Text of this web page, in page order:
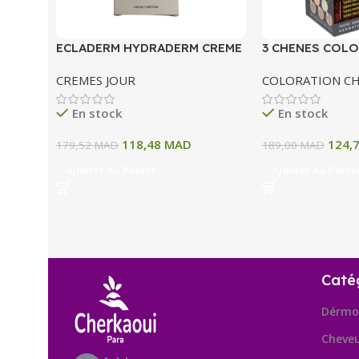
ECLADERM HYDRADERM CREME
ML
CREMES JOUR
En stock
179,52MAD 118,48 MAD
3 CHENES
A BLOND CLAIR
COLORATION
En stock
189,00MAD